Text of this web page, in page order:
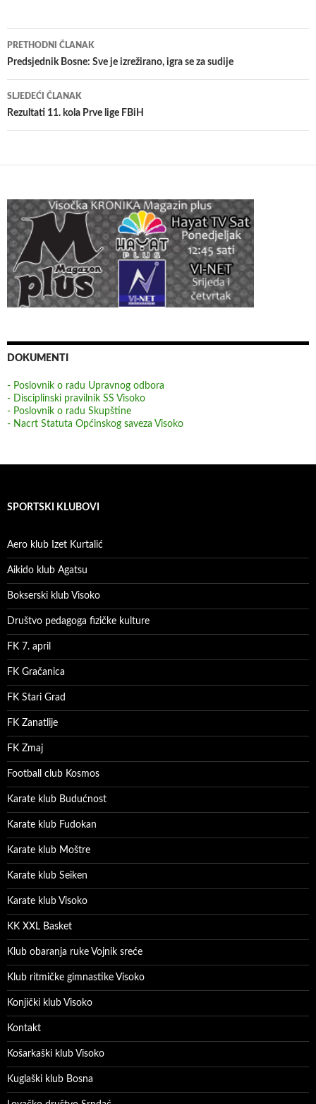
Navigacija
članaka
PRETHODNI ČLANAK
Predsjednik Bosne: Sve je izrežirano, igra se za sudije
SLJEDEĆI ČLANAK
Rezultati 11. kola Prve lige FBiH
DOKUMENTI
- Poslovnik o radu Upravnog odbora
- Disciplinski pravilnik SS Visoko
- Poslovnik o radu Skupštine
- Nacrt Statuta Općinskog saveza Visoko
SPORTSKI KLUBOVI
Aero klub Izet Kurtalić
Aikido klub Agatsu
Bokserski klub Visoko
Društvo pedagoga fizičke kulture
FK 7. april
FK Gračanica
FK Stari Grad
FK Zanatlije
FK Zmaj
Football club Kosmos
Karate klub Budućnost
Karate klub Fudokan
Karate klub Moštre
Karate klub Seiken
Karate klub Visoko
KK XXL Basket
Klub obaranja ruke Vojnik sreće
Klub ritmičke gimnastike Visoko
Konjički klub Visoko
Kontakt
Košarkaški klub Visoko
Kuglaški klub Bosna